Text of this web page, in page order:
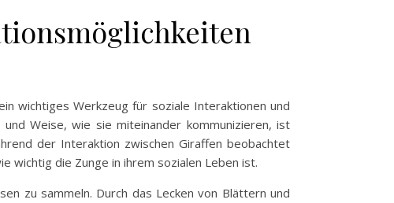
wichtiges Werkzeug für soziale Interaktionen und
Weise, wie sie miteinander kommunizieren, ist
der Interaktion zwischen Giraffen beobachtet
wichtig die Zunge in ihrem sozialen Leben ist.
zu sammeln. Durch das Lecken von Blättern und